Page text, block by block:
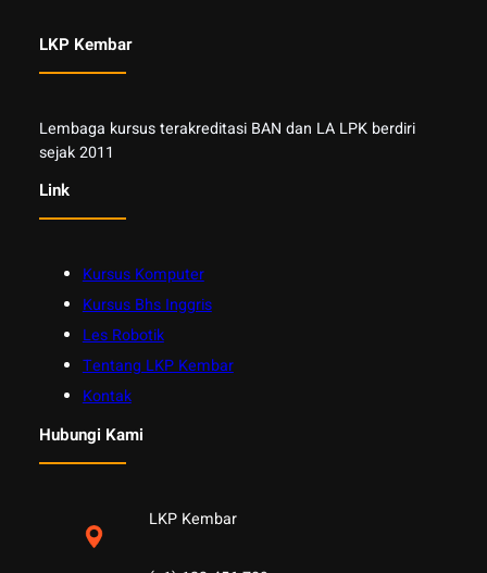
LKP Kembar
Lembaga kursus terakreditasi BAN dan LA LPK berdiri
sejak 2011
Link
Kursus Komputer
Kursus Bhs Inggris
Les Robotik
Tentang LKP Kembar
Kontak
Hubungi Kami
LKP Kembar